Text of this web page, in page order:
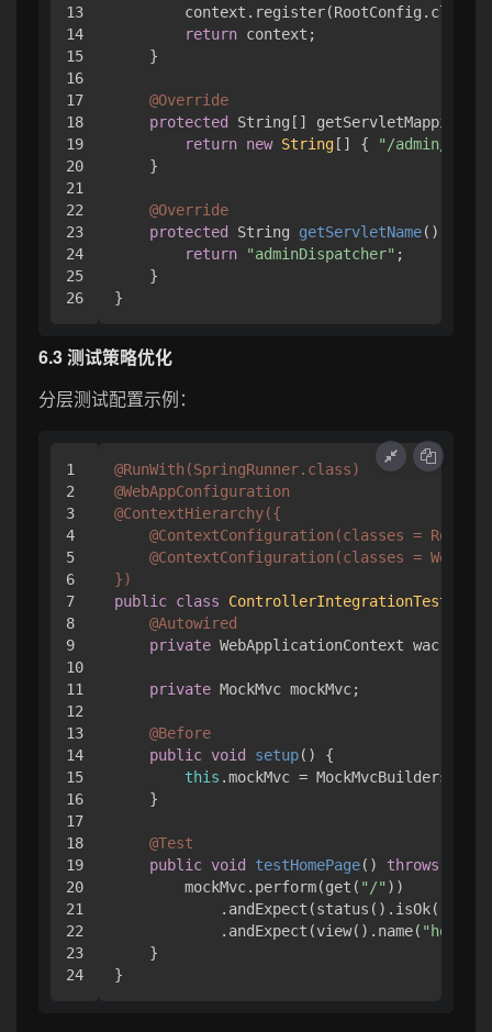
13
14
15
16
17
18
19
20
21
22
23
24
25
        context.register(RootConfig.class);
return context;
    }
@Override
protected
String[]
return new String [] { "/admin/*"
    }
@Override
protected
String getServletName()
return
"adminDispatcher" ;
    }
6.3 测试策略优化
分层测试配置示例：
1
2
3
4
5
6
7
8
9
10
11
12
13
14
15
16
17
18
19
20
21
22
23
@RunWith(SpringRunner.class)
@WebAppConfiguration
@ContextHierarchy({
@ContextConfiguration(classes =
@ContextConfiguration(classes =
})
public class ControllerIntegrationTest
@Autowired
private WebApplicationContext wac;
private MockMvc mockMvc;
@Before
public void setup()
{
this .mockMvc =
    }
@Test
public void testHomePage() throws
        mockMvc.perform(get(
"/" ))
            .andExpect(status().isOk())
            .andExpect(view().name(
"home"
    }